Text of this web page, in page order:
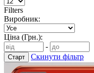
Filters
Виробник:
Ціна (Грн.):
-
Скинути фільтр